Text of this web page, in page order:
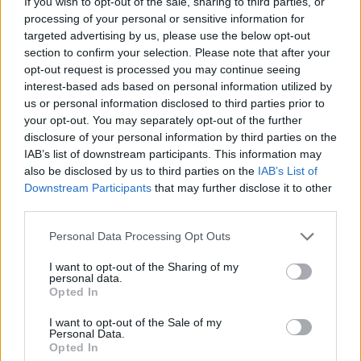
processing of your personal or sensitive information for
targeted advertising by us, please use the below opt-out
section to confirm your selection. Please note that after your
opt-out request is processed you may continue seeing
interest-based ads based on personal information utilized by
us or personal information disclosed to third parties prior to
your opt-out. You may separately opt-out of the further
disclosure of your personal information by third parties on the
IAB’s list of downstream participants. This information may
also be disclosed by us to third parties on the IAB’s List of
Downstream Participants that may further disclose it to other
Please note that this website/app uses one or more Google
not limited to your visit or usage behaviour. You may click to
grant or deny consent to Google and its third-party tags to
use your data for below specified purposes in below Google
consent section.
Personal Data Processing Opt Outs
I want to opt-out of the Sharing of my
personal data.
Opted In
I want to opt-out of the Sale of my
Personal Data.
Opted In
συγκλίνουν για έναν κοινό σκοπό «είναι το
στοιχείο που διακρίνει τις δημοκρατίες» από
χώρες όπως η Ρωσία, η Κίνα και το Ιράν.
Πηγή: ΑΠΕ-ΜΠΕ
Ακολουθήστε τοinsider.gr στο Google Newsκαι μάθετε
πρώτοι όλες τιςειδήσειςαπό την Ελλάδα και τον κόσμο.